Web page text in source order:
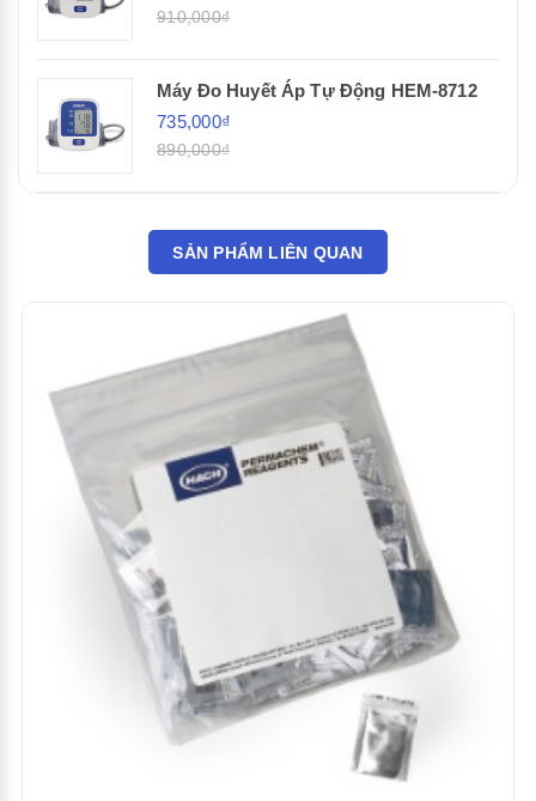
910,000₫
Máy Đo Huyết Áp Tự Động HEM-8712
735,000₫
890,000₫
SẢN PHẨM LIÊN QUAN